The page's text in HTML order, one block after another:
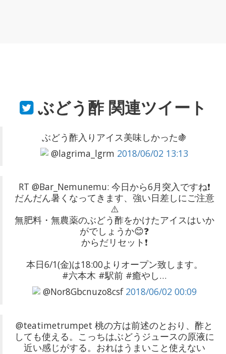
ぶどう酢関連ツイート
ぶどう酢入りアイス美味しかった🍇
@lagrima_lgrm 2018/06/02 13:13
RT @Bar_Nemunemu: 今日から6月突入ですね❗️
だんだん暑くなってきます、強い日差しにご注意
⚠️
無肥料・無農薬のぶどう酢をかけたアイスはいか
がでしょうか😊❓
からだリセット❗️
本日6/1(金)は18:00よりオープン致します。
#六本木 #駅前 #癒やし…
@Nor8Gbcnuzo8csf 2018/06/02 00:09
@teatimetrumpet 桃の方は前述のとおり、酢と
しても使える。こっちはぶどうジュースの原液に
近い感じがする。おれはうまいこと使えない